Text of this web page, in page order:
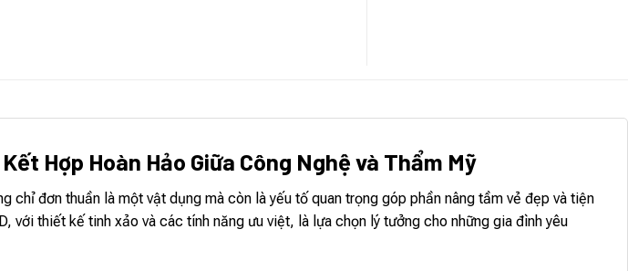
Kết Hợp Hoàn Hảo Giữa Công Nghệ và Thẩm Mỹ
chỉ đơn thuần là một vật dụng mà còn là yếu tố quan trọng góp phần nâng tầm vẻ đẹp và tiện
với thiết kế tinh xảo và các tính năng ưu việt, là lựa chọn lý tưởng cho những gia đình yêu